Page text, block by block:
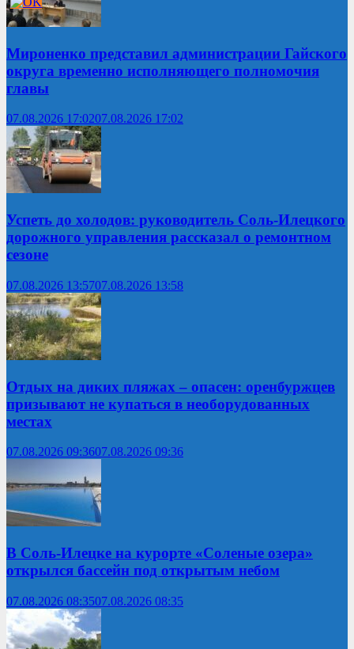
Мироненко представил администрации Гайского
округа временно исполняющего полномочия
главы
07.08.2026 17:0207.08.2026 17:02
Успеть до холодов: руководитель Соль-Илецкого
дорожного управления рассказал о ремонтном
сезоне
07.08.2026 13:5707.08.2026 13:58
Отдых на диких пляжах – опасен: оренбуржцев
призывают не купаться в необорудованных
местах
07.08.2026 09:3607.08.2026 09:36
В Соль-Илецке на курорте «Соленые озера»
открылся бассейн под открытым небом
07.08.2026 08:3507.08.2026 08:35